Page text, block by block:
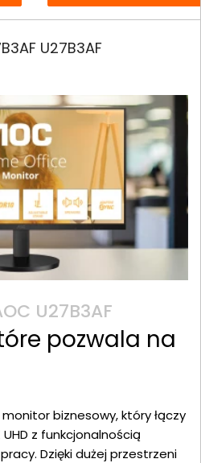
U27B3AF
U27B3AF
pozwala na
monitor biznesowy, który łączy
z funkcjonalnością
Dzięki dużej przestrzeni